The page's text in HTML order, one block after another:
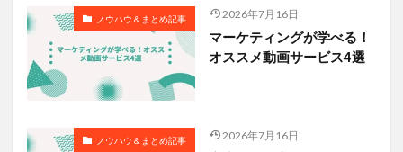
ノウハウ＆まとめ記事 2026年7月16日
マーケティングが学べる！
オススメ動画サービス4選
ノウハウ＆まとめ記事 2026年7月16日